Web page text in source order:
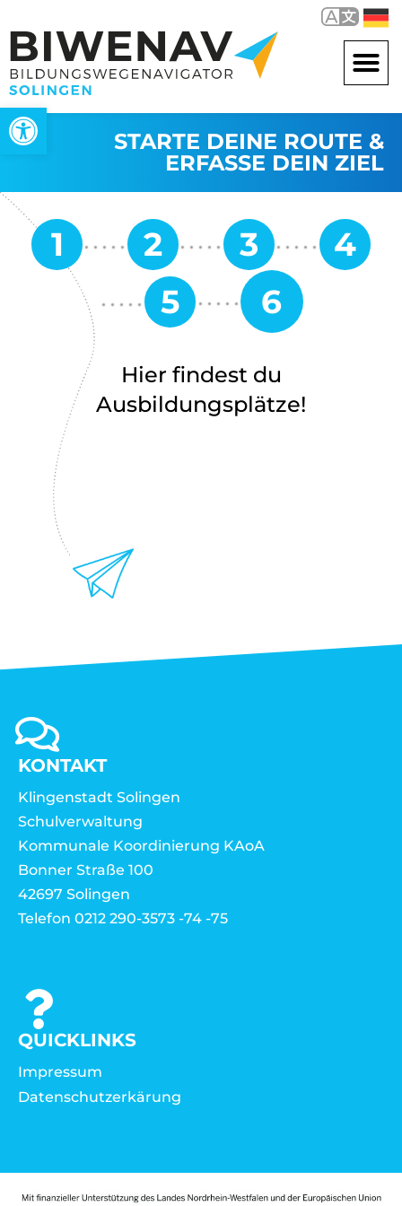
Werkzeugleiste öffnen
STARTE DEINE ROUTE &
ERFASSE DEIN ZIEL
Hier findest du
Ausbildungsplätze!
KONTAKT
Klingenstadt Solingen
Schulverwaltung
Kommunale Koordinierung KAoA
Bonner Straße 100
42697 Solingen
Telefon 0212 290-3573 -74 -75
QUICKLINKS
Impressum
Datenschutzerkärung